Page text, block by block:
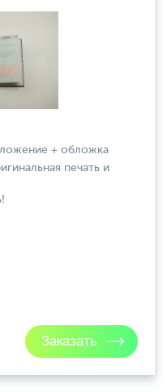
+ обложка
печать и